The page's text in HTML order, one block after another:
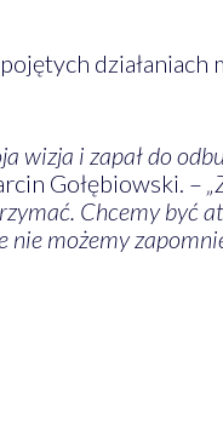
działaniach
wizja i zapał do
Gołębiowski. –
Chcemy być
nie możemy